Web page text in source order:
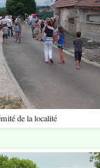
de la localité